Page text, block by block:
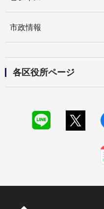
市政情報
各区役所ページ